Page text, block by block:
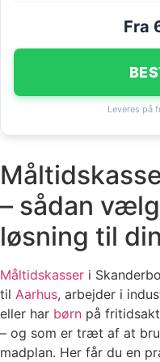
Fra
Leveres på
– sådan
løsning til
Måltidskasser i
til Aarhus, arbejder i
eller har børn på
– og som er træt af at
madplan. Her får du en